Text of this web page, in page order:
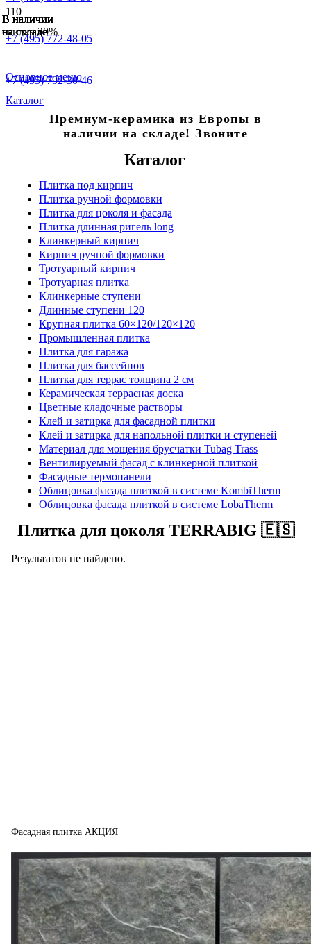
+7 (495) 772-48-05
+7 (495) 792-30-46
Основное меню
Каталог
Премиум-керамика из Европы в
наличии на складе! Звоните
Каталог
Плитка под кирпич
Плитка ручной формовки
Плитка для цоколя и фасада
Плитка длинная ригель long
Клинкерный кирпич
Кирпич ручной формовки
Тротуарный кирпич
Тротуарная плитка
Клинкерные ступени
Длинные ступени 120
Крупная плитка 60×120/120×120
Промышленная плитка
Плитка для гаража
Плитка для бассейнов
Плитка для террас толщина 2 см
Керамическая террасная доска
Цветные кладочные растворы
Клей и затирка для фасадной плитки
Клей и затирка для напольной плитки и ступеней
Материал для мощения брусчатки Tubag Trass
Вентилируемый фасад с клинкерной плиткой
Фасадные термопанели
Облицовка фасада плиткой в системе KombiTherm
Облицовка фасада плиткой в системе LobaTherm
Плитка для цоколя TERRABIG 🇪🇸
Результатов не найдено.
Фасадная плитка АКЦИЯ
В наличии
скидка 20%
В наличии
на складе
В наличии
на складе
В наличии
на складе
В наличии
на складе
В наличии
на складе